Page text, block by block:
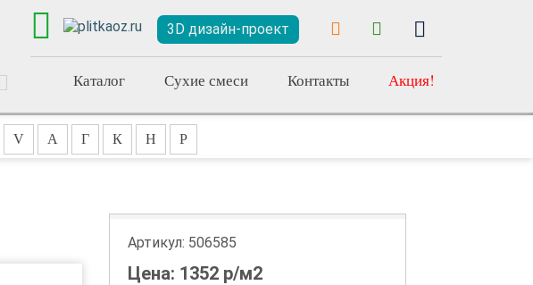
3D дизайн-проект
Каталог Сухие смеси Контакты Акция!
V А Г К Н Р
Артикул: 506585
Цена: 1352р/м2